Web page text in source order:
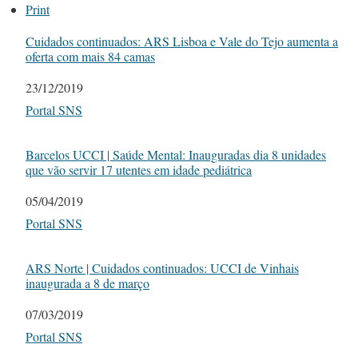
Print
Cuidados continuados: ARS Lisboa e Vale do Tejo aumenta a
oferta com mais 84 camas
Date
23/12/2019
In relation to
Portal SNS
Barcelos UCCI | Saúde Mental: Inauguradas dia 8 unidades
que vão servir 17 utentes em idade pediátrica
Date
05/04/2019
In relation to
Portal SNS
ARS Norte | Cuidados continuados: UCCI de Vinhais
inaugurada a 8 de março
Date
07/03/2019
In relation to
Portal SNS